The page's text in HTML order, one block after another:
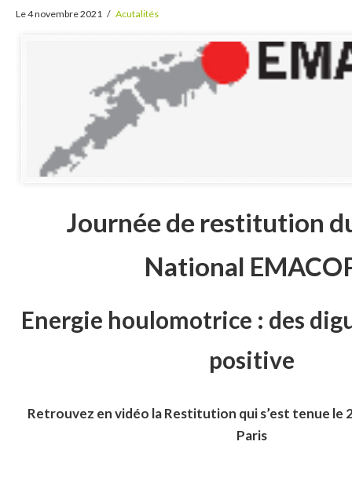
Le 4 novembre 2021 / Acutalités
Journée de restitution
National
Energie houlomotrice : des
positive
Retrouvez en vidéo la Restitution qui s’est tenue le
Paris